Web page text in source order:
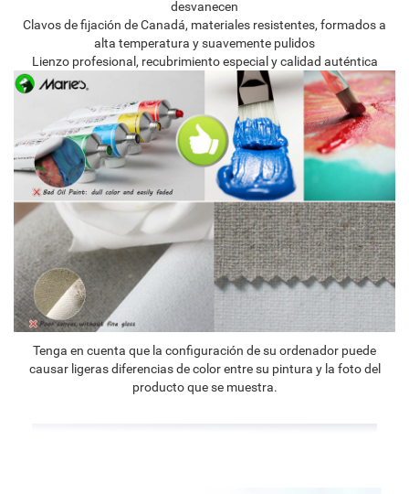
desvanecen
Clavos de fijación de Canadá, materiales resistentes, formados a
alta temperatura y suavemente pulidos
Lienzo profesional, recubrimiento especial y calidad auténtica
Tenga en cuenta que la configuración de su ordenador puede
causar ligeras diferencias de color entre su pintura y la foto del
producto que se muestra.